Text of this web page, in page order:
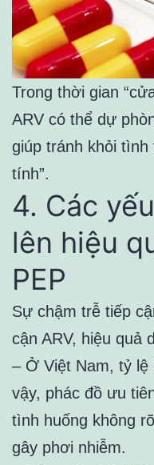
Trong thời gian
ARV có thể dự
giúp tránh khỏi tình
tính”.
4. Các
lên hiệu
PEP
Sự chậm trễ tiếp
cận ARV, hiệu quả
– Ở Việt Nam, tỷ lệ
vậy, phác đồ ưu
tình huống không
gây phơi nhiễm.